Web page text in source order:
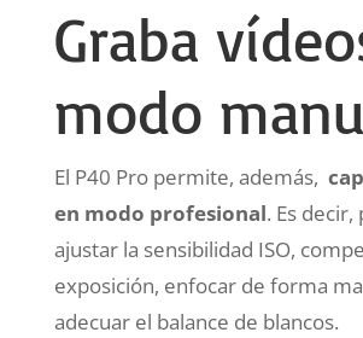
Graba
modo
El P40 Pro permite, además,
en modo profesional. Es
ajustar la sensibilidad ISO,
exposición, enfocar de forma
adecuar el balance de blancos.